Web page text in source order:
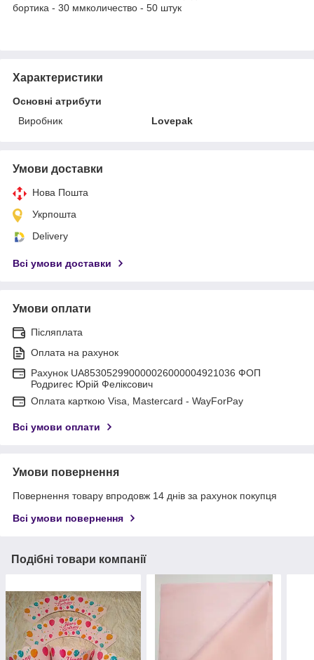
бортика - 30 ммколичество - 50 штук
Характеристики
Основні атрибути
Виробник
Lovepak
Умови доставки
Нова Пошта
Укрпошта
Delivery
Всі умови доставки
Умови оплати
Післяплата
Оплата на рахунок
Рахунок UA853052990000026000004921036 ФОП
Родригес Юрій Феліксович
Оплата карткою Visa, Mastercard - WayForPay
Всі умови оплати
Умови повернення
Повернення товару впродовж 14 днів за рахунок покупця
Всі умови повернення
Подібні товари компанії